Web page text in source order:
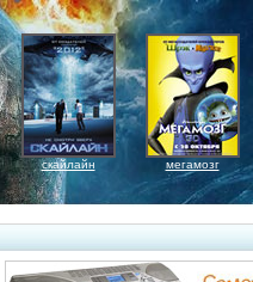
скайлайн мегамозг